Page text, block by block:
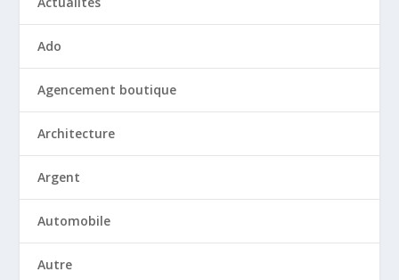
Ado
Agencement boutique
Architecture
Argent
Automobile
Autre